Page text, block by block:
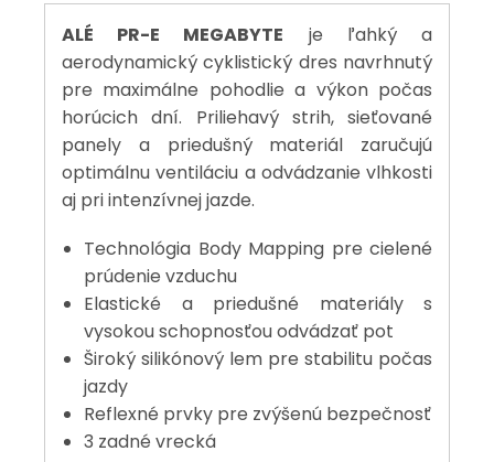
ALÉ PR-E MEGABYTE je ľahký a
aerodynamický cyklistický dres navrhnutý
pre maximálne pohodlie a výkon počas
horúcich dní. Priliehavý strih, sieťované
panely a priedušný materiál zaručujú
optimálnu ventiláciu a odvádzanie vlhkosti
aj pri intenzívnej jazde.
Technológia Body Mapping pre cielené
prúdenie vzduchu
Elastické a priedušné materiály s
vysokou schopnosťou odvádzať pot
Široký silikónový lem pre stabilitu počas
jazdy
Reflexné prvky pre zvýšenú bezpečnosť
3 zadné vrecká